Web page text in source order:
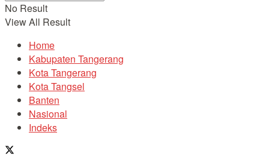
No Result
View All Result
Home
Kabupaten Tangerang
Kota Tangerang
Kota Tangsel
Banten
Nasional
Indeks